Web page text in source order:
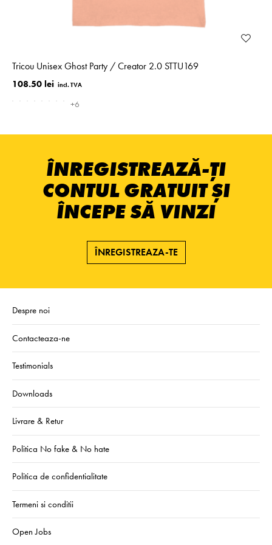
Tricou Unisex Ghost Party / Creator 2.0 STTU169
108.50 lei
+6
ÎNREGISTREAZĂ-ȚI
CONTUL GRATUIT ȘI
ÎNCEPE SĂ VINZI
ÎNREGISTREAZA-TE
Despre noi
Contacteaza-ne
Testimonials
Downloads
Livrare & Retur
Politica No fake & No hate
Politica de confidentialitate
Termeni si conditii
Open Jobs